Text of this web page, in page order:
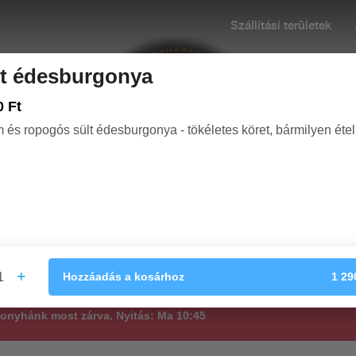
Szállítási területek
PRÉMIUM PIZZÁINK (32CM) PIZZÁK (32CM) PIZZÁK (50CM)
most zárva. Nyitás: Ma 10:45
édesburgonya
Ft
és ropogós sült édesburgonya - tökéletes köret, bármilyen
Hozzáadás a kosárhoz 1